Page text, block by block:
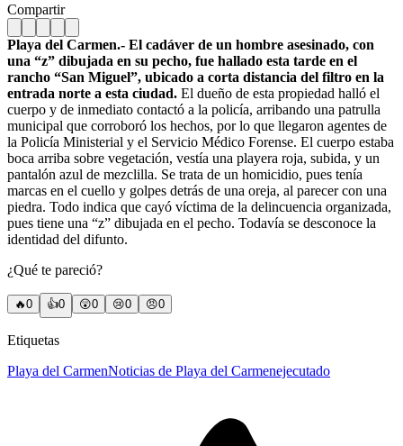
Compartir
Playa del Carmen.- El cadáver de un hombre asesinado, con
una “z” dibujada en su pecho, fue hallado esta tarde en el
rancho “San Miguel”, ubicado a corta distancia del filtro en la
entrada norte a esta ciudad. El dueño de esta propiedad halló el
cuerpo y de inmediato contactó a la policía, arribando una patrulla
municipal que corroboró los hechos, por lo que llegaron agentes de
la Policía Ministerial y el Servicio Médico Forense. El cuerpo estaba
boca arriba sobre vegetación, vestía una playera roja, subida, y un
pantalón azul de mezclilla. Se trata de un homicidio, pues tenía
marcas en el cuello y golpes detrás de una oreja, al parecer con una
piedra. Todo indica que cayó víctima de la delincuencia organizada,
pues tiene una “z” dibujada en el pecho. Todavía se desconoce la
identidad del difunto.
¿Qué te pareció?
🔥0 👍0 😲0 😢0 😠0
Etiquetas
Playa del CarmenNoticias de Playa del Carmenejecutado